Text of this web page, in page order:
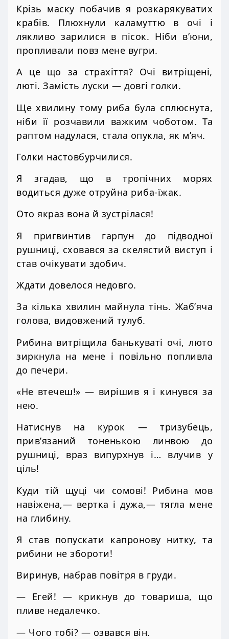
Крізь маску побачив я розкарякуватих
крабів. Плюхнули каламуттю в очі і
лякливо зарилися в пісок. Ніби в’юни,
пропливали повз мене вугри.
А це що за страхіття? Очі витріщені,
люті. Замість луски — довгі голки.
Ще хвилину тому риба була сплюснута,
ніби її розчавили важким чоботом. Та
раптом надулася, стала опукла, як м’яч.
Голки настовбурчилися.
Я згадав, що в тропічних морях
водиться дуже отруйна риба-їжак.
Ото якраз вона й зустрілася!
Я пригвинтив гарпун до підводної
рушниці, сховався за скелястий виступ і
став очікувати здобич.
Ждати довелося недовго.
За кілька хвилин майнула тінь. Жаб’яча
голова, видовжений тулуб.
Рибина витріщила банькуваті очі, люто
зиркнула на мене і повільно попливла
до печери.
«Не втечеш!» — вирішив я і кинувся за
нею.
Натиснув на курок — тризубець,
прив’язаний тоненькою линвою до
рушниці, враз випурхнув і… влучив у
ціль!
Куди тій щуці чи сомові! Рибина мов
навіжена,— вертка і дужа,— тягла мене
на глибину.
Я став попускати капронову нитку, та
рибини не збороти!
Виринув, набрав повітря в груди.
— Егей! — крикнув до товариша, що
пливе недалечко.
— Чого тобі? — озвався він.